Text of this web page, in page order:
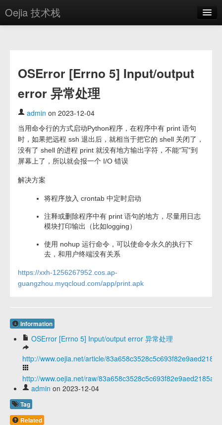
Oejia 技术栈
方案
OE学院
分享
关于
编辑器
登录
OSError [Errno 5] Input/output
error 异常处理
admin on 2023-12-04
当用命令行的方式启动Python程序，在程序中有 print 语句
时，如果把远程 ssh 退出后，就相当于把它的 shell 关闭了，
没有了 shell 的进程 print 就没有地方输出字符，不能“写”到
屏幕上了，所以就会报一个 I/O 错误
解决方案
将程序放入 crontab 中定时启动
注释或删除程序中有 print 语句的地方，尽量用日志
模块打印输出（比如logging）
使用 nohup 运行命令，可以使命令永久的执行下
去，和用户终端没有关系
https://xxh-1256267952.cos.ap-
guangzhou.myqcloud.com/app/print.apk
Information
OSError [Errno 5] Input/output error 异常处理
http://www.oejia.net/article/
http://www.oejia.net/raw/83a658c3528c5c693f82e9aed2185a1f
admin on 2023-12-04
Tag
Related